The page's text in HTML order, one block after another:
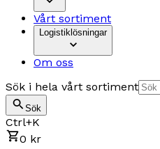
Vårt sortiment
Logistiklösningar
Om oss
Sök i hela vårt sortiment
Sök
Ctrl+K
0 kr